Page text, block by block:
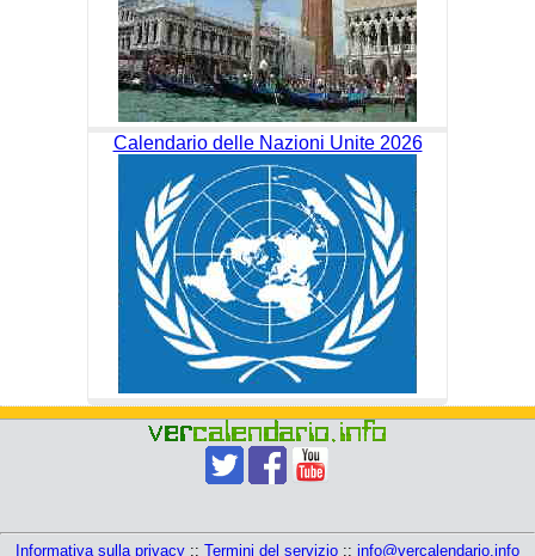
Calendario delle Nazioni Unite 2026
Informativa sulla privacy :: Termini del servizio :: info@vercalendario.info